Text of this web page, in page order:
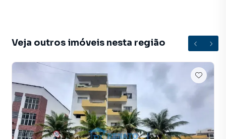
Apartamento para Aluguel em região valorizada do bairro
Mumbuca, em Maricá. Não encontrou o que procurava ou
deseja mais informações sobre Apartamento em Maricá?
Entre em contato com nossa equipe pelo telefone (21)
2637-3026.
A RENATO IMÓVEIS tem mais opções de apartamentos,
casas residenciais e comerciais, sobrados, terrenos, lojas
e barracões para venda ou locação, além de
Veja outros imóveis nesta região